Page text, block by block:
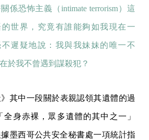
係恐怖主義（intimate terrorism）這
世界，究竟有誰能夠如我現在一
遲疑地說：我與我妹妹的唯一不
於我不曾遇到謀殺犯？
》其中一段關於表親認領其遺體的過
身赤裸，眾多遺體的其中之一」
墨西哥公共安全秘書處一項統計指